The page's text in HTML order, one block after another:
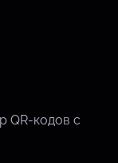
QR-кодов с